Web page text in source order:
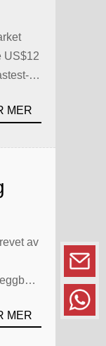
US$12
MER
av
MER